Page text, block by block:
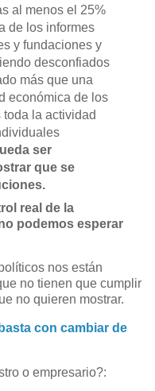
al menos el 25%
de los informes
y fundaciones y
desconfiados
más que una
económica de los
la actividad
ser
que se
real de la
podemos esperar
nos están
no tienen que cumplir
no quieren mostrar.
con cambiar de
o empresario?: